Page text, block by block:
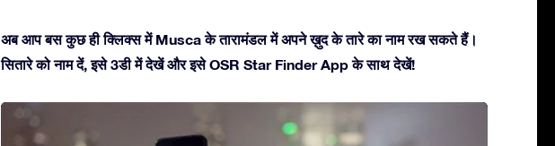
अब आप बस कुछ ही क्लिक्स में Musca के तारामंडल में अपने ख़ुद के तारे का नाम रख सकते हैं।
सितारे को नाम दें, इसे 3डी में देखें और इसे OSR Star Finder App के साथ देखें!